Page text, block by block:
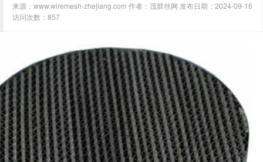
来源：www.wiremesh-zhejiang.com 作者：茂群丝网 发布日期：2024-09-16
访问次数：857